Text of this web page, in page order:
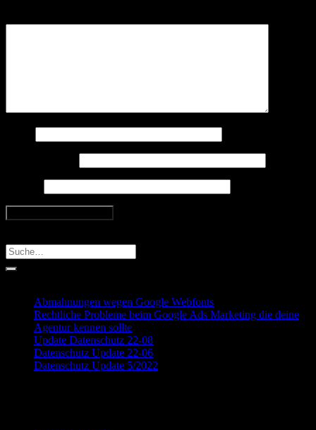
Abmahnungen wegen Google Webfonts
Rechtliche Probleme beim Google Ads Marketing die deine
Agentur kennen sollte
Update Datenschutz 22-08
Datenschutz Update 22-06
Datenschutz Update 5/2022